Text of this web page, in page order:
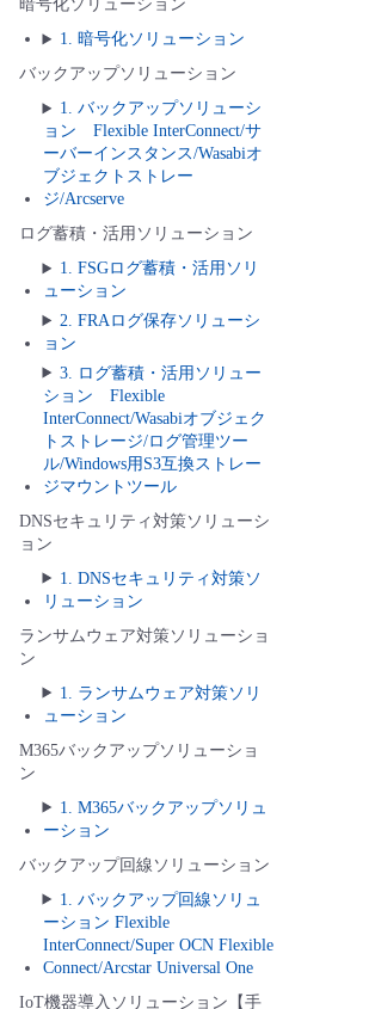
暗号化ソリューション
1. 暗号化ソリューション
バックアップソリューション
1. バックアップソリューシ
ョン Flexible InterConnect/サ
ーバーインスタンス/Wasabiオ
ブジェクトストレー
ジ/Arcserve
ログ蓄積・活用ソリューション
1. FSGログ蓄積・活用ソリ
ューション
2. FRAログ保存ソリューシ
ョン
3. ログ蓄積・活用ソリュー
ション Flexible
InterConnect/Wasabiオブジェク
トストレージ/ログ管理ツー
ル/Windows用S3互換ストレー
ジマウントツール
DNSセキュリティ対策ソリューシ
ョン
1. DNSセキュリティ対策ソ
リューション
ランサムウェア対策ソリューショ
ン
1. ランサムウェア対策ソリ
ューション
M365バックアップソリューショ
ン
1. M365バックアップソリュ
ーション
バックアップ回線ソリューション
1. バックアップ回線ソリュ
ーション Flexible
InterConnect/Super OCN Flexible
Connect/Arcstar Universal One
IoT機器導入ソリューション【手